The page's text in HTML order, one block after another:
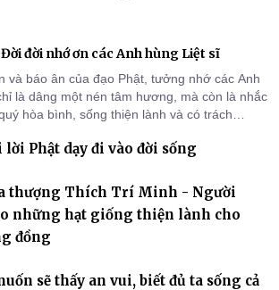
đời nhớ ơn các Anh hùng Liệt sĩ
và báo ân của đạo Phật, tưởng nhớ các Anh
là dâng một nén tâm hương, mà còn là nhắc
hòa bình, sống thiện lành và có trách
lời Phật dạy đi vào đời sống
thượng Thích Trí Minh - Người
những hạt giống thiện lành cho
đồng
sẽ thấy an vui, biết đủ ta sống cả